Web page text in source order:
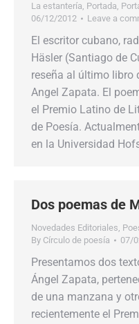
La estantería, Portada,
06/12/2012
Leave a
El escritor cubano,
Häsler (Santiago de
reseña al último libro
Angel Zapata. El
el Premio Latino de
de Poesía.
en la Universidad
Dos poemas de
Novedades Editoriales,
By Círculo de poesía 07/
Presentamos dos
Ángel Zapata,
de una manzana y
recientemente el